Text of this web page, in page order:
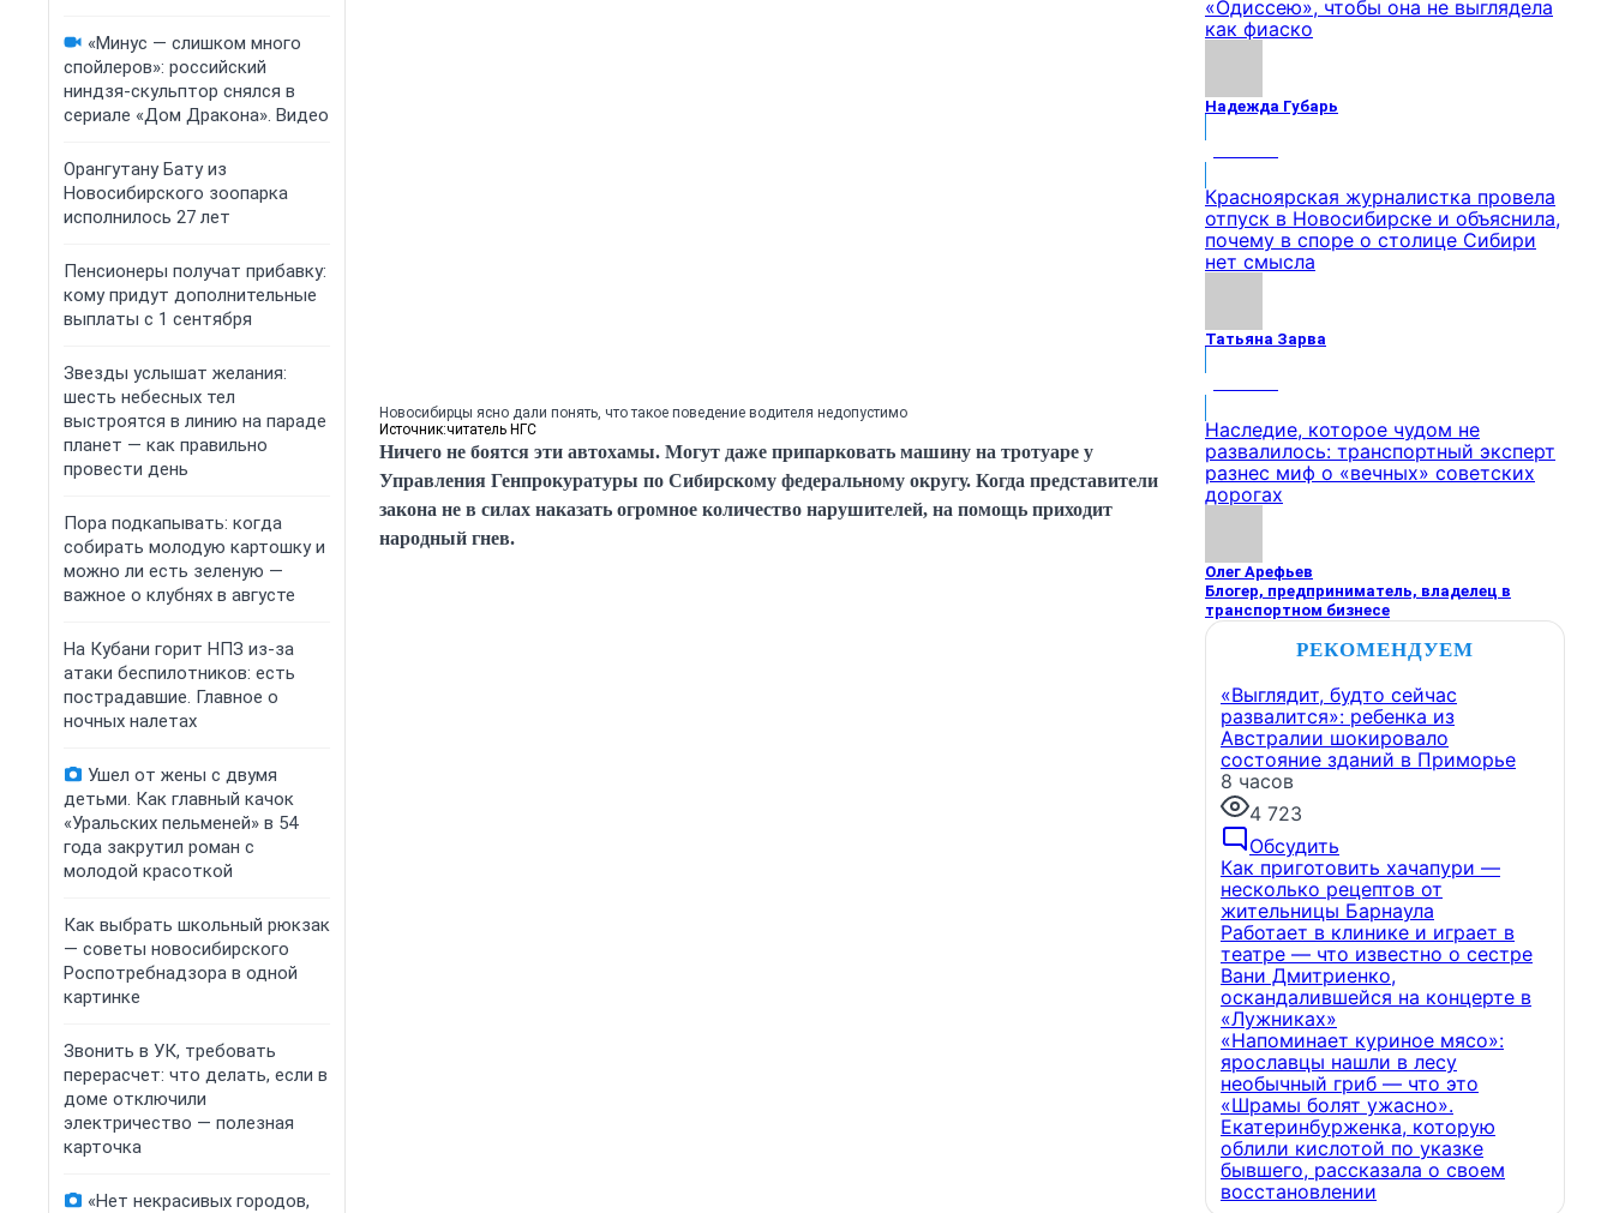
«Минус — слишком много
спойлеров»: российский
ниндзя-скульптор снялся в
сериале «Дом Дракона». Видео
Орангутану Бату из
Новосибирского зоопарка
исполнилось 27 лет
Пенсионеры получат прибавку:
кому придут дополнительные
выплаты с 1 сентября
Звезды услышат желания:
шесть небесных тел
выстроятся в линию на параде
планет — как правильно
провести день
Пора подкапывать: когда
собирать молодую картошку и
можно ли есть зеленую —
важное о клубнях в августе
На Кубани горит НПЗ из-за
атаки беспилотников: есть
пострадавшие. Главное о
ночных налетах
Ушел от жены с двумя
детьми. Как главный качок
«Уральских пельменей» в 54
года закрутил роман с
молодой красоткой
Как выбрать школьный рюкзак
— советы новосибирского
Роспотребнадзора в одной
картинке
Звонить в УК, требовать
перерасчет: что делать, если в
доме отключили
электричество — полезная
карточка
«Нет некрасивых городов,
Новосибирцы ясно дали понять, что такое поведение водителя недопустимо
Источник:читатель НГС
Ничего не боятся эти автохамы. Могут даже припарковать машину на тротуаре у
Управления Генпрокуратуры по Сибирскому федеральному округу. Когда представители
закона не в силах наказать огромное количество нарушителей, на помощь приходит
народный гнев.
«Одиссею», чтобы она не выглядела
как фиаско
Надежда Губарь
Красноярская журналистка провела
отпуск в Новосибирске и объяснила,
почему в споре о столице Сибири
нет смысла
Татьяна Зарва
Наследие, которое чудом не
развалилось: транспортный эксперт
разнес миф о «вечных» советских
дорогах
Олег Арефьев
Блогер, предприниматель, владелец в
транспортном бизнесе
РЕКОМЕНДУЕМ
«Выглядит, будто сейчас
развалится»: ребенка из
Австралии шокировало
состояние зданий в Приморье
8 часов
4 723
Обсудить
Как приготовить хачапури —
несколько рецептов от
жительницы Барнаула
Работает в клинике и играет в
театре — что известно о сестре
Вани Дмитриенко,
оскандалившейся на концерте в
«Лужниках»
«Напоминает куриное мясо»:
ярославцы нашли в лесу
необычный гриб — что это
«Шрамы болят ужасно».
Екатеринбурженка, которую
облили кислотой по указке
бывшего, рассказала о своем
восстановлении